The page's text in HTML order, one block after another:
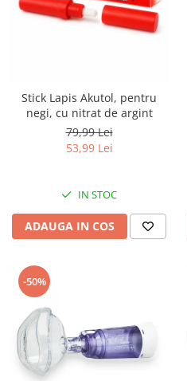
Stick Lapis Akutol, pentru
negi, cu nitrat de argint
79,99 Lei
53,99 Lei
IN STOC
ADAUGA IN COS
-50%